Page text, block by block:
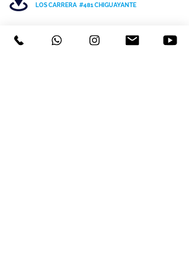
LOS CARRERA #481 CHIGUAYANTE
COLEGIO SAN PATRICIO COCHRANE #567
HIGUAYANTE